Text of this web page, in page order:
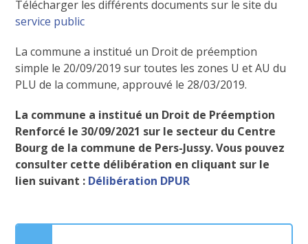
Télécharger les différents documents sur le site du
service public
La commune a institué un Droit de préemption
simple le 20/09/2019 sur toutes les zones U et AU du
PLU de la commune, approuvé le 28/03/2019.
La commune a institué un Droit de Préemption
Renforcé le 30/09/2021 sur le secteur du Centre
Bourg de la commune de Pers-Jussy. Vous pouvez
consulter cette délibération en cliquant sur le
lien suivant : Délibération DPUR